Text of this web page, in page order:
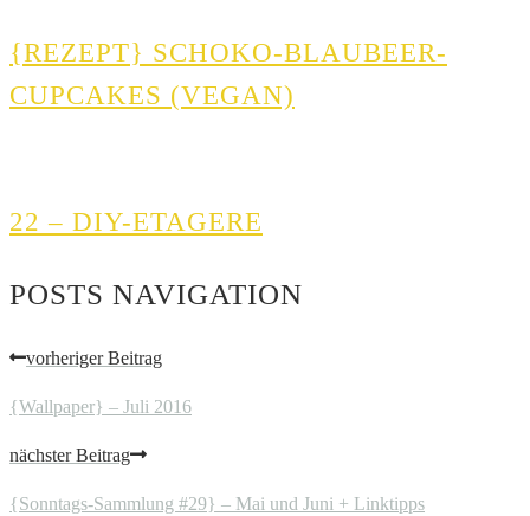
{REZEPT} SCHOKO-BLAUBEER-
CUPCAKES (VEGAN)
22 – DIY-ETAGERE
POSTS NAVIGATION
vorheriger Beitrag
{Wallpaper} – Juli 2016
nächster Beitrag
{Sonntags-Sammlung #29} – Mai und Juni + Linktipps